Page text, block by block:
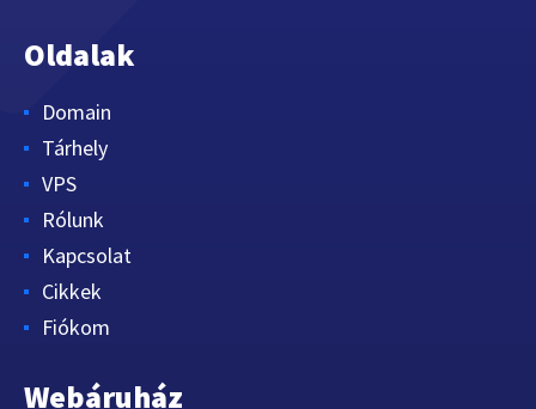
Oldalak
Domain
Tárhely
VPS
Rólunk
Kapcsolat
Cikkek
Fiókom
Webáruház